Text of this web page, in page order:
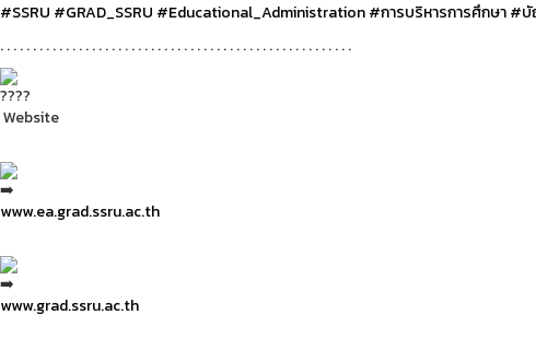
#SSRU #GRAD_SSRU #Educational_Administration #การบริหารการศึกษา #บั
. . . . . . . . . . . . . . . . . . . . . . . . . . . . . . . . . . . . . . . . . . . . . . . . . . . . . .
Website
www.ea.grad.ssru.ac.th
www.grad.ssru.ac.th